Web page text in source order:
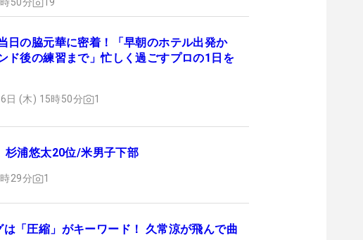
50分 19
日の脇元華に密着！「早朝のホテル出発か
ド後の練習まで」忙しく過ごすプロの1日を
日 (木) 15時50分 1
浦悠太20位/米男子下部
29分 1
「圧縮」がキーワード！ 久常涼が飛んで曲